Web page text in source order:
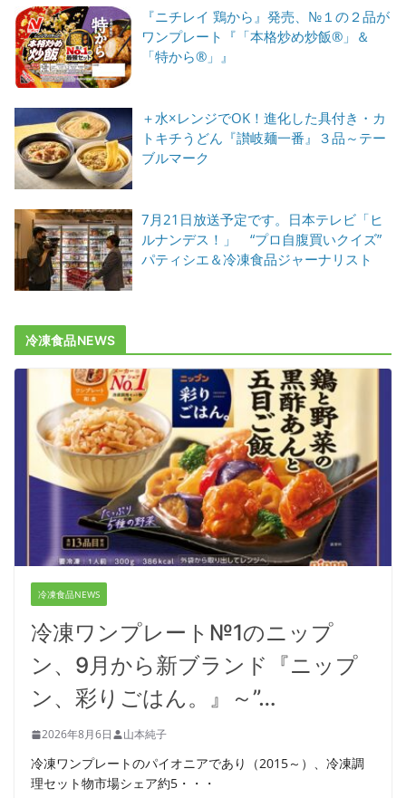
『ニチレイ 鶏から』発売、№１の２品が
ワンプレート『「本格炒め炒飯®」＆
「特から®」』
＋水×レンジでOK！進化した具付き・カ
トキチうどん『讃岐麺一番』３品～テー
ブルマーク
7月21日放送予定です。日本テレビ「ヒ
ルナンデス！」 “プロ自腹買いクイズ”
パティシエ＆冷凍食品ジャーナリスト
冷凍食品NEWS
冷凍食品NEWS
冷凍ワンプレート№1のニップ
ン、9月から新ブランド『ニップ
ン、彩りごはん。』～”…
2026年8月6日 山本純子
冷凍ワンプレートのパイオニアであり（2015～）、冷凍調
理セット物市場シェア約5・・・